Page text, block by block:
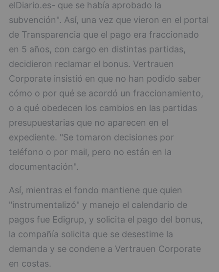
elDiario.es- que se había aprobado la
subvención". Así, una vez que vieron en el portal
de Transparencia que el pago era fraccionado
en 5 años, con cargo en distintas partidas,
decidieron reclamar el bonus. Vertrauen
Corporate insistió en que no han podido saber
cómo o por qué se acordó un fraccionamiento,
o a qué obedecen los cambios en las partidas
presupuestarias que no aparecen en el
expediente. "Se tomaron decisiones por
teléfono o por mail, pero no están en la
documentación".
Así, mientras el fondo mantiene que quien
"instrumentalizó" y manejo el calendario de
pagos fue Edigrup, y solicita el pago del bonus,
la compañía solicita que se desestime la
demanda y se condene a Vertrauen Corporate
en costas.